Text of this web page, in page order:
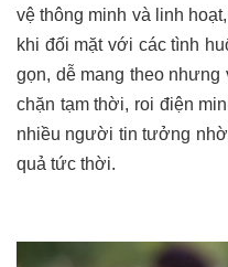
vệ thông minh và linh
khi đối mặt với các tình
gọn, dễ mang theo nhưng
chặn tạm thời, roi điện
nhiều người tin tưởng
quả tức thời.